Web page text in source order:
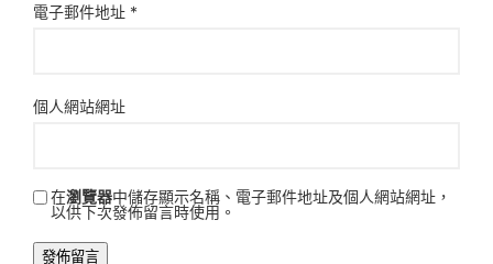
電子郵件地址 *
個人網站網址
在瀏覽器中儲存顯示名稱、電子郵件地址及個人網站網址，
以供下次發佈留言時使用。